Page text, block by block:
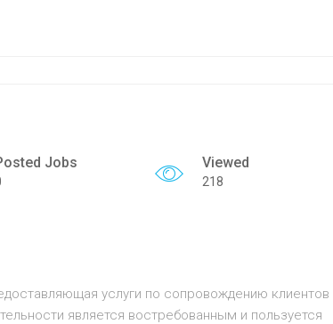
Jobs Viewed
218
услуги по сопровождению клиентов
является востребованным и пользуется